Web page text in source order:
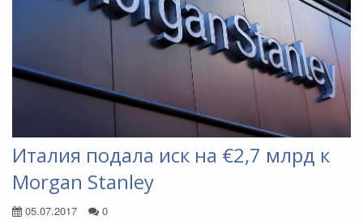
Италия подала иск на €2,7 млрд к
Morgan Stanley
05.07.2017 0